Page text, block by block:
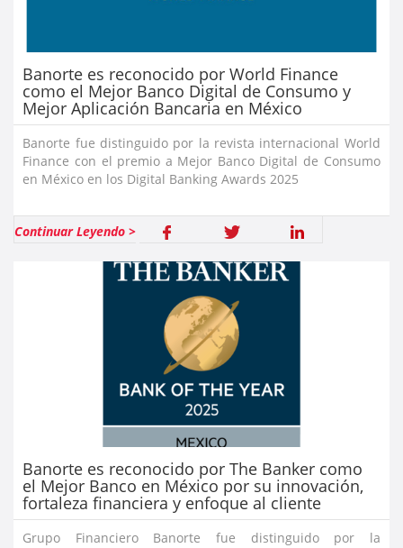
Banorte es reconocido por World Finance
como el Mejor Banco Digital de Consumo y
Mejor Aplicación Bancaria en México
Banorte fue distinguido por la revista internacional World
Finance con el premio a Mejor Banco Digital de Consumo
en México en los Digital Banking Awards 2025
Continuar Leyendo >
Banorte es reconocido por The Banker como
el Mejor Banco en México por su innovación,
fortaleza financiera y enfoque al cliente
Grupo Financiero Banorte fue distinguido por la